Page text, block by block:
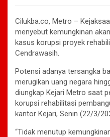
Cilukba.co, Metro –
menyebut kemungkinan
kasus korupsi proyek
Cendrawasih.
Potensi adanya tersangka
merugikan uang negara
diungkap Kejari Metro saat
korupsi rehabilitasi
kantor Kejari, Senin (22/3/
“Tidak menutup